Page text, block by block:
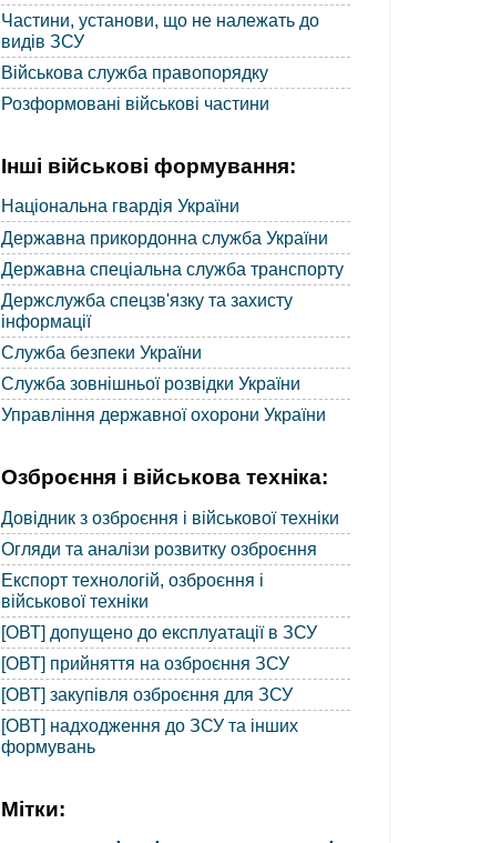
Частини, установи, що не належать до
видів ЗСУ
Військова служба правопорядку
Розформовані військові частини
Інші військові формування:
Національна гвардія України
Державна прикордонна служба України
Державна спеціальна служба транспорту
Держслужба спецзв'язку та захисту
інформації
Служба безпеки України
Служба зовнішньої розвідки України
Управління державної охорони України
Озброєння і військова техніка:
Довідник з озброєння і військової техніки
Огляди та аналізи розвитку озброєння
Експорт технологій, озброєння і
військової техніки
[ОВТ] допущено до експлуатації в ЗСУ
[ОВТ] прийняття на озброєння ЗСУ
[ОВТ] закупівля озброєння для ЗСУ
[ОВТ] надходження до ЗСУ та інших
формувань
Мітки: